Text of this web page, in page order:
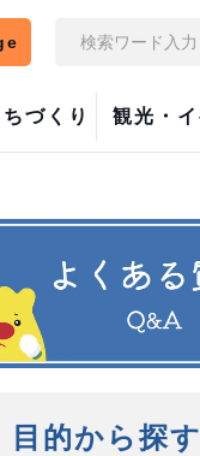
づくり 観光・イ
目的から探す